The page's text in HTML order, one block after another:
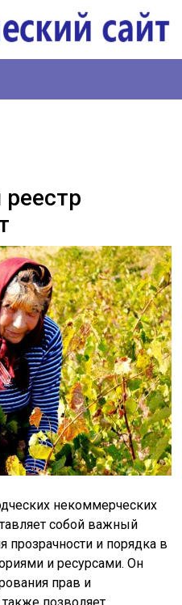
некоммерческих
собой важный
прозрачности и порядка в
и ресурсами. Он
прав и